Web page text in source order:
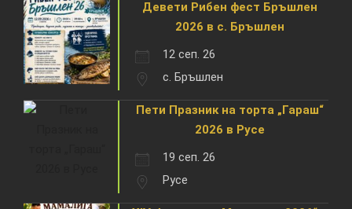
Девети Рибен фест Бръшлен
2026 в с. Бръшлен
12 сеп. 26
с. Бръшлен
Пети Празник на торта „Гараш“
2026 в Русе
19 сеп. 26
Русе